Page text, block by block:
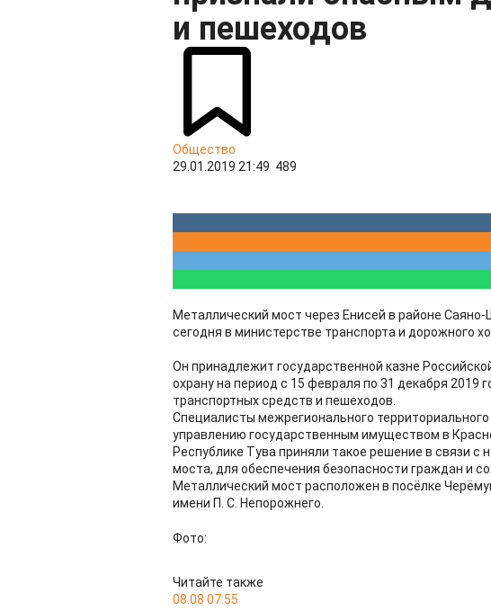
и пешеходов
Общество
29.01.2019 21:49 489
Металлический мост через Енисей в районе
сегодня в министерстве транспорта и дорожного
Он принадлежит государственной казне
охрану на период с 15 февраля по 31 декабря
транспортных средств и пешеходов.
Специалисты межрегионального
управлению государственным имуществом в
Республике Тува приняли такое решение в связи
моста, для обеспечения безопасности граждан и
Металлический мост расположен в посёлке
имени П. С. Непорожнего.
Фото:
Читайте также
08.08 07:55